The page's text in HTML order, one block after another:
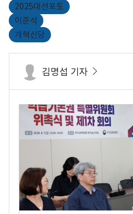
2025대선포토
이준석
개혁신당
김명섭 기자